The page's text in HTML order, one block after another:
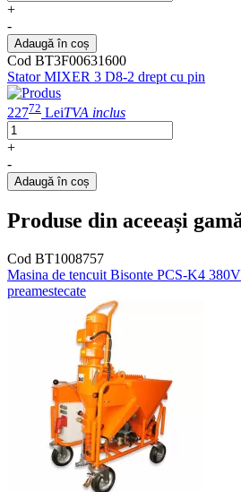
+
-
Adaugă în coș
Cod BT3F00631600
Stator MIXER 3 D8-2 drept cu pin
22772 LeiTVA inclus
+
-
Adaugă în coș
Produse din aceeași
Cod BT1008757
Masina de tencuit Bisonte PCS-K4
preamestecate